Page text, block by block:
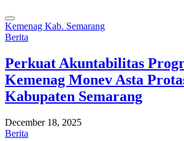
Kemenag Kab. Semarang
Berita
Perkuat Akuntabilitas
Kemenag Monev Asta
Kabupaten Semarang
December 18, 2025
Berita